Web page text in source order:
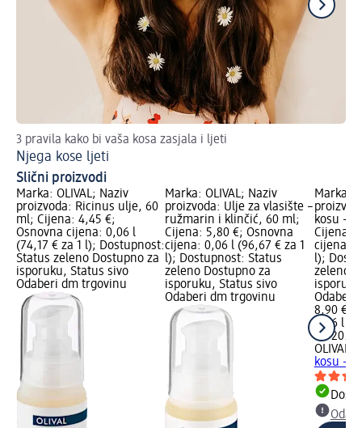
3 pravila kako bi vaša kosa zasjala i ljeti
Njega kose ljeti
Slični proizvodi
Marka: OLIVAL; Naziv
proizvoda: Ricinus ulje, 60
ml; Cijena: 4,45 €;
Osnovna cijena: 0,06 l
(74,17 € za 1 l); Dostupnost:
Status zeleno Dostupno za
isporuku, Status sivo
Odaberi dm trgovinu
Marka: OLIVAL; Naziv
proizvoda: Ulje za vlasište –
ružmarin i klinčić, 60 ml;
Cijena: 5,80 €; Osnovna
cijena: 0,06 l (96,67 € za 1
l); Dostupnost: Status
zeleno Dostupno za
isporuku, Status sivo
Odaberi dm trgovinu
Marka:
kosu –
Cijena:
cijena:
l);
zeleno
Odaberi
8,90 €
0,06 l
na
OLIVAL
kosu –